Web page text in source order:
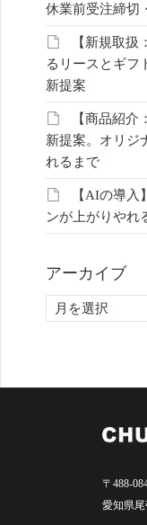
め資料：2026ペッ
ズ】これから注目し
ット雑貨をまとめて
ございません、こち
休業前受注締切
【新規取
るリースとギフ
新提案
【商品紹介
新提案。オリジ
れるまで
【AIの導入
ンが上がりやれ
アーカイブ
ア
ブ
〒488-
愛知県